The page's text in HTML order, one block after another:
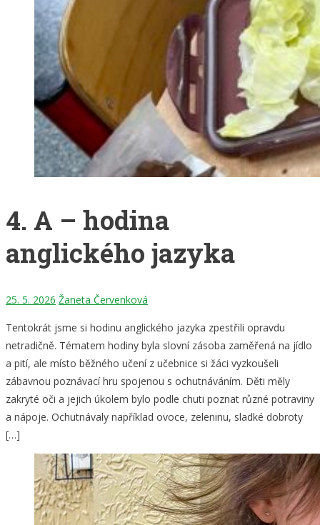
4. A – hodina
anglického jazyka
25. 5. 2026 Žaneta Červenková
Tentokrát jsme si hodinu anglického jazyka zpestřili opravdu
netradičně. Tématem hodiny byla slovní zásoba zaměřená na jídlo
a pití, ale místo běžného učení z učebnice si žáci vyzkoušeli
zábavnou poznávací hru spojenou s ochutnáváním. Děti měly
zakryté oči a jejich úkolem bylo podle chuti poznat různé potraviny
a nápoje. Ochutnávaly například ovoce, zeleninu, sladké dobroty
[…]